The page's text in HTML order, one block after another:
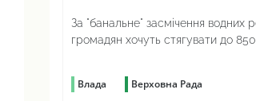
За "банальне" засмічення водних
громадян хочуть стягувати до
Влада Верховна Рада